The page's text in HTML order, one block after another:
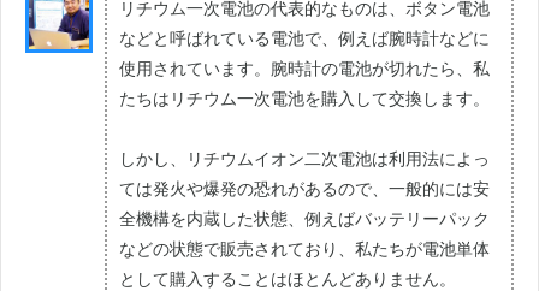
リチウム一次電池の代表的なものは、ボタン電池
などと呼ばれている電池で、例えば腕時計などに
使用されています。腕時計の電池が切れたら、私
たちはリチウム一次電池を購入して交換します。
しかし、リチウムイオン二次電池は利用法によっ
ては発火や爆発の恐れがあるので、一般的には安
全機構を内蔵した状態、例えばバッテリーパック
などの状態で販売されており、私たちが電池単体
として購入することはほとんどありません。